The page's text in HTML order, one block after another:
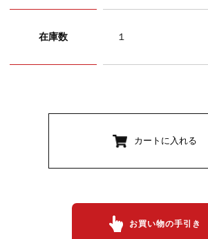
在庫数 １
カートに入れる
お買い物の手引き